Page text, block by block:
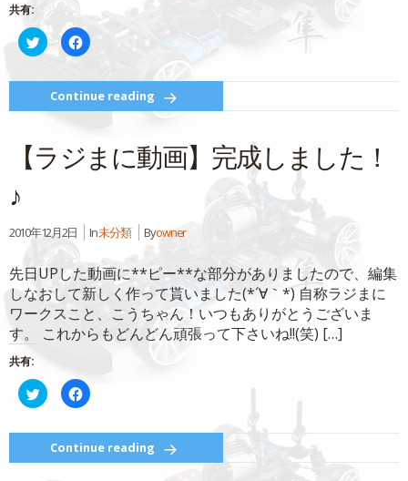
共有:
ク
リ
し
て
Twitter
で
(新
し
い
で
き
ま
す)
Facebook
で
す
る
に
は
ッ
ク
し
い
(新
ウ
ィ
ン
ド
ウ
で
開
き
Continue reading
【ラジまに動画】完成しました！
♪
2010年12月2日 In未分類 Byowner
先日UPした動画に**ピー**な部分がありましたので、編集
しなおして新しく作って貰いました(*´∀｀*) 自称ラジまに
ワークスこと、こうちゃん！いつもありがとうございま
す。 これからもどんどん頑張って下さいね!!(笑) […]
共有:
ク
リ
し
て
Twitter
で
Facebook
で
す
る
に
は
Continue reading